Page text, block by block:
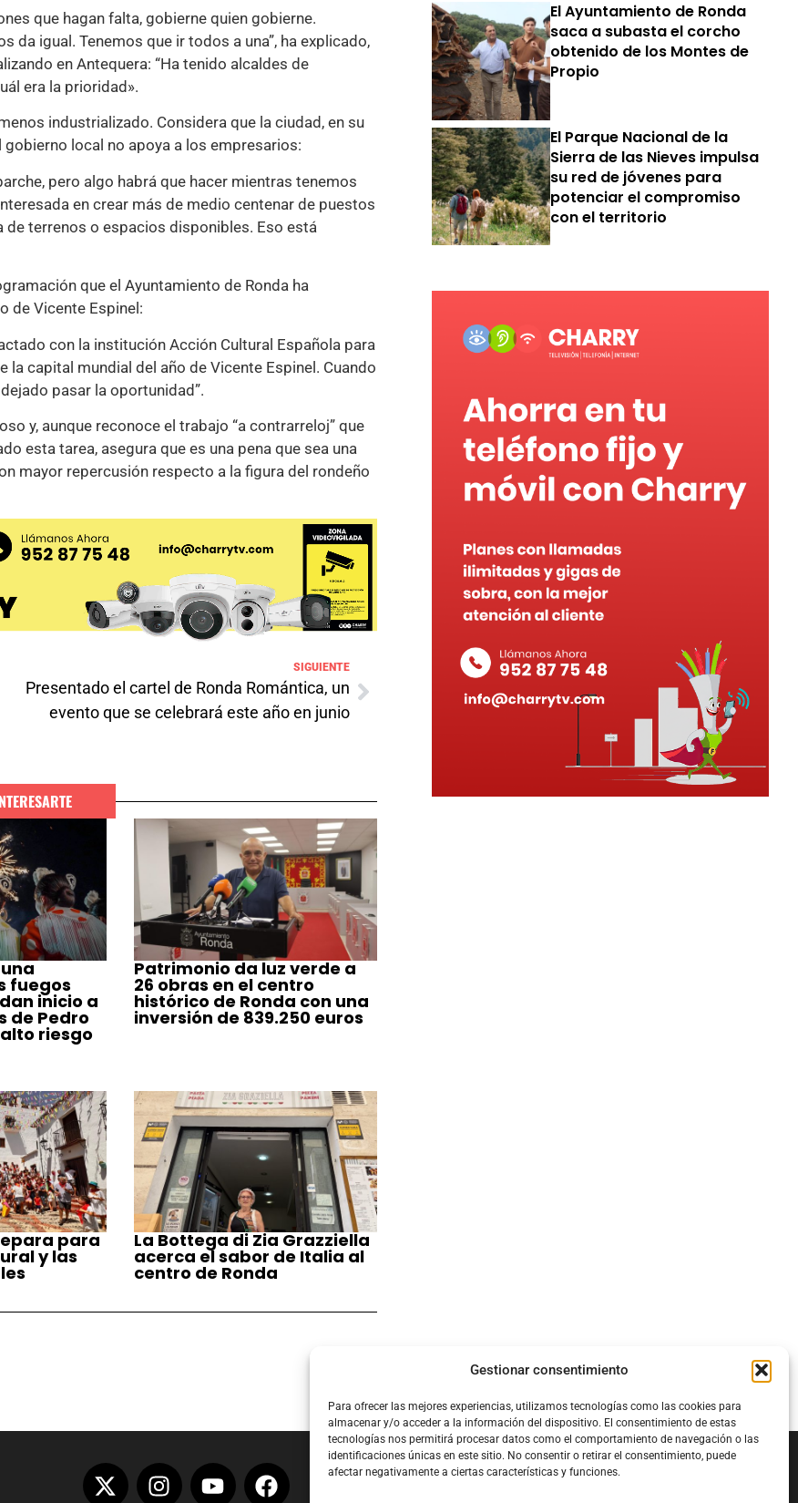
Gestionar consentimiento
Para ofrecer las mejores experiencias, utilizamos tecnologías como las cookies para
almacenar y/o acceder a la información del dispositivo. El consentimiento de estas
tecnologías nos permitirá procesar datos como el comportamiento de navegación o las
identificaciones únicas en este sitio. No consentir o retirar el consentimiento, puede
afectar negativamente a ciertas características y funciones.
que hagan falta, gobierne quien gobierne.
igual. Tenemos que ir todos a una”, ha explicado,
en Antequera: “Ha tenido alcaldes de
era la prioridad».
industrializado. Considera que la ciudad, en su
gobierno local no apoya a los empresarios:
pero algo habrá que hacer mientras tenemos
en crear más de medio centenar de puestos
de terrenos o espacios disponibles. Eso está
que el Ayuntamiento de Ronda ha
de Vicente Espinel:
con la institución Acción Cultural Española para
capital mundial del año de Vicente Espinel. Cuando
pasar la oportunidad”.
y, aunque reconoce el trabajo “a contrarreloj” que
esta tarea, asegura que es una pena que sea una
mayor repercusión respecto a la figura del rondeño
SIGUIENTE
Presentado el cartel de Ronda Romántica, un
evento que se celebrará este año en junio
fuegos
inicio a
de Pedro
riesgo
Patrimonio da luz verde a
26 obras en el centro
histórico de Ronda con una
inversión de 839.250 euros
para
y las
La Bottega di Zia Grazziella
acerca el sabor de Italia al
centro de Ronda
El Ayuntamiento de Ronda
saca a subasta el corcho
obtenido de los Montes de
Propio
El Parque Nacional de la
Sierra de las Nieves impulsa
su red de jóvenes para
potenciar el compromiso
con el territorio